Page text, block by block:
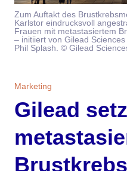
Marketing
Branche
Studien
Digital Health
Personen
Magazin
Aktuelle Ausgabe
Ausgabenarchiv
Abonnement
Über uns
Kontakt
Team
Werben
Zum Auftakt des
Karlstor eindrucksvoll
Frauen mit metastasiertem
– initiiert von Gilead
Phil Splash. © Gilead
Marketing
Gilead